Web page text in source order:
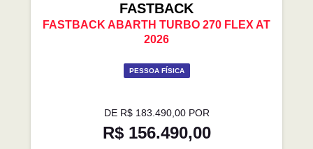
FASTBACK
FASTBACK ABARTH TURBO 270 FLEX AT
2026
PESSOA FÍSICA
DE R$ 183.490,00 POR
R$ 156.490,00